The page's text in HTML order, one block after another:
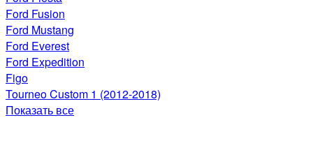
Ford Fusion
Ford Mustang
Ford Everest
Ford Expedition
Figo
Tourneo Custom 1 (2012-2018)
Показать все